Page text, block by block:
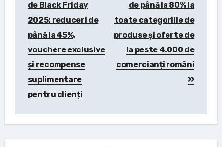
de Black Friday
2025: reduceri de
până la 45%,
vouchere exclusive
și recompense
suplimentare
pentru clienți
de până la 80% la
toate categoriile de
produse și oferte de
la peste 4.000 de
comercianți români